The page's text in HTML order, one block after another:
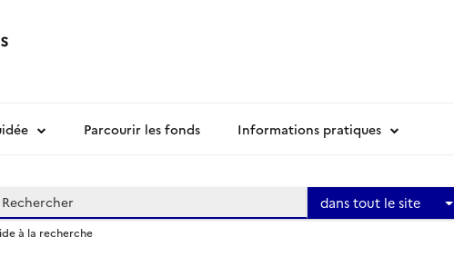
Parcourir les fonds Informations pratiques
dans tout le site
à la recherche